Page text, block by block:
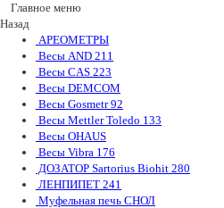
Главное меню
Назад
АРЕОМЕТРЫ
Весы AND 211
Весы CAS 223
Весы DEMCOM
Весы Gosmetr92
Весы Mettler Toledo 133
Весы OHAUS
Весы Vibra 176
ДОЗАТОР Sartorius Biohit 280
ЛЕНПИПЕТ 241
Муфельная печь СНОЛ